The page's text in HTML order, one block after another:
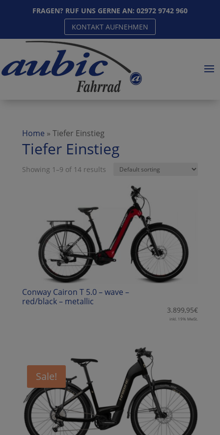
FRAGEN? RUF UNS GERNE AN: 02972 9742 960
KONTAKT AUFNEHMEN
Home » Tiefer Einstieg
Tiefer Einstieg
Showing 1–9 of 14 results
Conway Cairon T 5.0 – wave –
red/black – metallic
3.899,95€
inkl. 19% MwSt.
Sale!